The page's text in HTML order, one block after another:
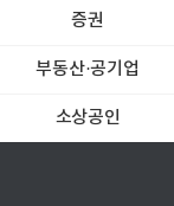
증권
부동산·공기업
소상공인